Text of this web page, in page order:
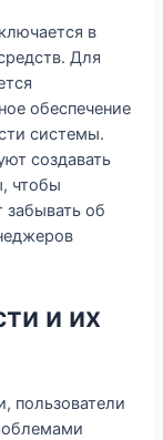
в
Для
обеспечение
системы.
создавать
чтобы
об
и их
пользователи